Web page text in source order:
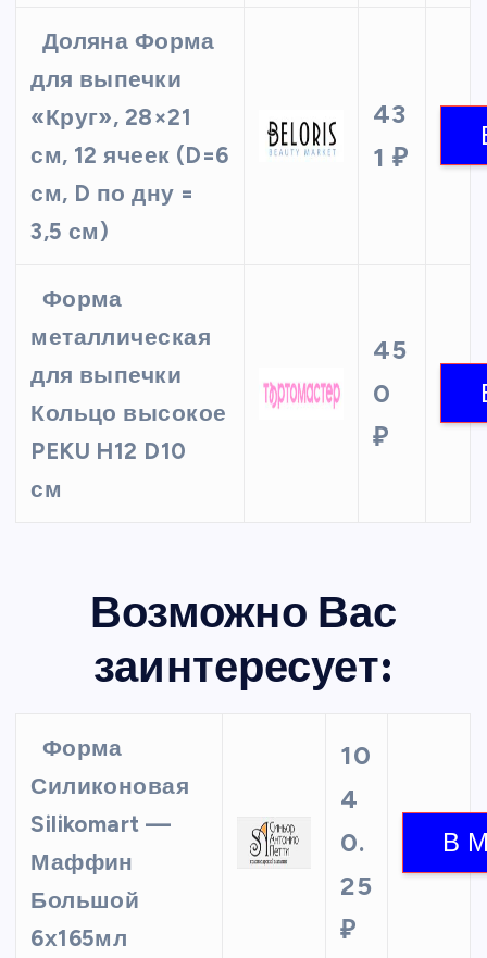
Доляна Форма
для выпечки
«Круг», 28×21
см, 12 ячеек (D=6
см, D по дну =
3,5 см)
43
1 ₽
Форма
металлическая
для выпечки
Кольцо высокое
PEKU H12 D10
см
45
0
₽
Возможно Вас
заинтересует:
Форма
Силиконовая
Silikomart —
Маффин
Большой
6х165мл
10
4
0.
25
₽